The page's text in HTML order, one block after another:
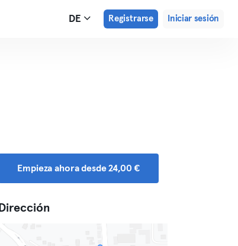
DE Registrarse Iniciar sesión
Empieza ahora desde 24,00 €
Dirección